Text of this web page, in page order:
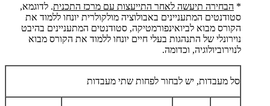
* הבחירה תיעשה לאחר התייעצות עם מרכז התכנית. לדוגמא,
סטודנטים המתעניינים באבולוציה מולקולרית יונחו ללמוד את
הקורס מבוא לביואינפורמטיקה, סטודנטים המתעניינים בהיבט
נוירונלי של התנהגות בעלי חיים יונחו ללמוד את הקורס מבוא
לנוירוביולוגיה, וכדומה.
סל מעבדות, יש לבחור לפחות שתי מעבדות